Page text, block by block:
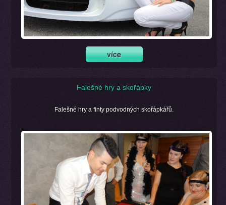
Falešné hry a skořápky
Falešné hry a finty podvodných skořápkářů.